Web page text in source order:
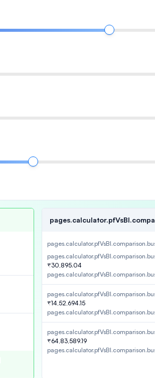
₹30,895.04
₹14,52,694.15
₹64,83,589.19